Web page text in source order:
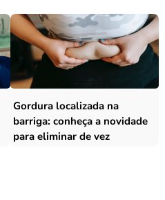
Gordura localizada na
barriga: conheça a novidade
para eliminar de vez